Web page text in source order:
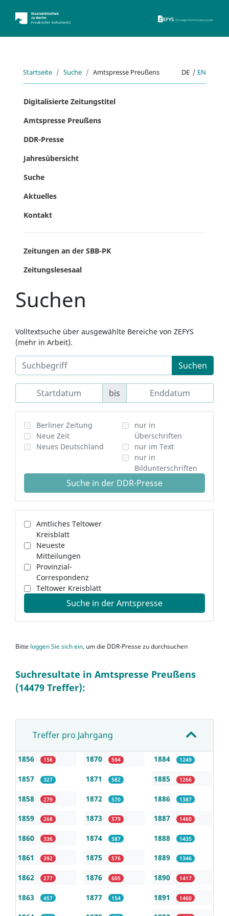
Startseite Suche Amtspresse Preußens DE | EN
Digitalisierte Zeitungstitel
Amtspresse Preußens
DDR-Presse
Jahresübersicht
Suche
Aktuelles
Kontakt
Zeitungen an der SBB-PK
Zeitungslesesaal
Suchen
Volltextsuche über ausgewählte Bereiche von ZEFYS
(mehr in Arbeit).
Suchen
bis
Berliner Zeitung
Neue Zeit
Neues Deutschland
nur in
Überschriften
nur im Text
nur in
Bildunterschriften
Suche in der DDR-Presse
Amtliches Teltower
Kreisblatt
Neueste
Mitteilungen
Provinzial-
Correspondenz
Teltower Kreisblatt
Suche in der Amtspresse
Bitte loggen Sie sich ein, um die DDR-Presse zu durchsuchen
Suchresultate in Amtspresse Preußens
(14479 Treffer):
Treffer pro Jahrgang
1856 156
1857 327
1858 279
1859 268
1860 336
1861 392
1862 277
1863 457
1870 594
1871 582
1872 570
1873 579
1874 587
1875 576
1876 605
1877 154
1884 1249
1885 1266
1886 1387
1887 1460
1888 1435
1889 1346
1890 1417
1891 1460